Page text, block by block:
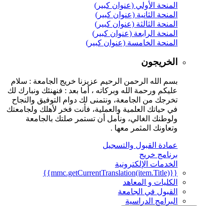
المنحة الأولي (عنوان كبير)
المنحة الثانية (عنوان كبير)
المنحة الثالثة (عنوان كبير)
المنحة الرابعة (عنوان كبير)
المنحة الخامسة (عنوان كبير)
الخريجون
بسم الله الرحمن الرحيم عزيزنا خريج الجامعة : سلام
عليكم ورحمة الله وبركاته ، أما بعد : فنهنئك ونبارك لك
تخرجك من الجامعة، ونتمنى لك دوام التوفيق والنجاح
في حياتك العلمية والعملية، فأنت فخر لأهلك ولجامعتك
ولوطنك الغالي، ونأمل أن تستمر صلتك بالجامعة
وتعاونك المثمر معها .
عمادة القبول والتسجيل
برنامج خريج
الخدمات الإلكترونية
{{mmc.getCurrentTranslation(item.Title)}}
الكليات و المعاهد
القبول في الجامعة
البرامج الدراسية